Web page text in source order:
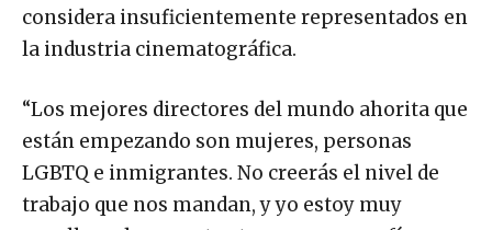
considera insuficientemente representados en
la industria cinematográfica.
“Los mejores directores del mundo ahorita que
están empezando son mujeres, personas
LGBTQ e inmigrantes. No creerás el nivel de
trabajo que nos mandan, y yo estoy muy